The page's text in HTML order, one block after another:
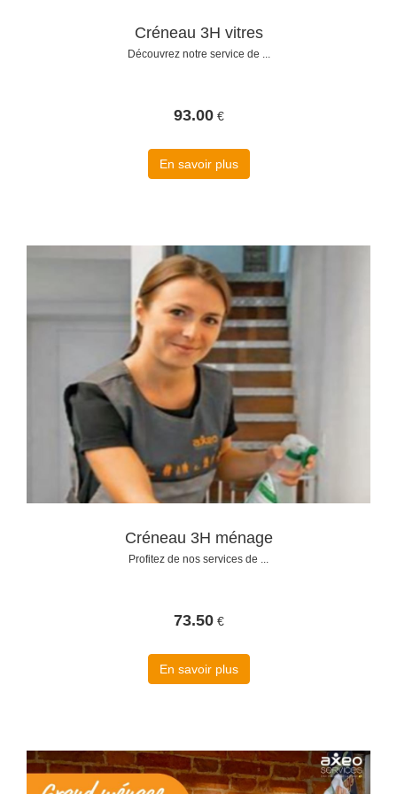
Créneau 3H vitres
Découvrez notre service de ...
93.00€
En savoir plus
Créneau 3H ménage
Profitez de nos services de ...
73.50€
En savoir plus